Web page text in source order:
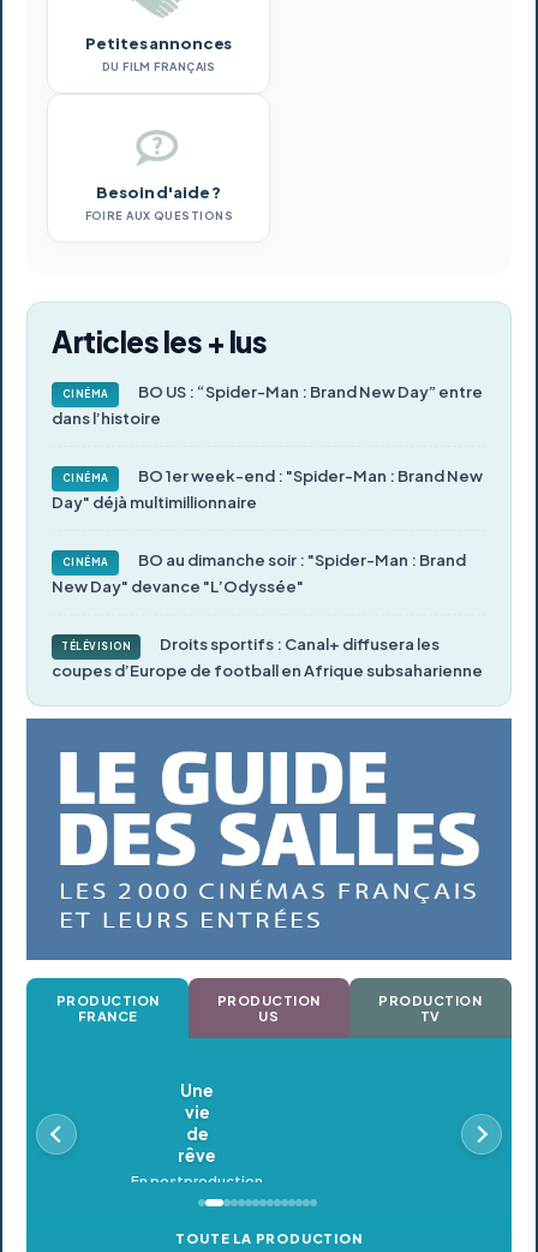
Petites annonces
DU FILM FRANÇAIS
Besoin d'aide ?
FOIRE AUX QUESTIONS
Articles les + lus
CINÉMA
BO US : “Spider-Man : Brand New Day” entre
dans l’histoire
CINÉMA
BO 1er week-end : "Spider-Man : Brand New
Day" déjà multimillionnaire
CINÉMA
BO au dimanche soir : "Spider-Man : Brand
New Day" devance "L’Odyssée"
TÉLÉVISION
Droits sportifs : Canal+ diffusera les
coupes d’Europe de football en Afrique subsaharienne
PRODUCTION
FRANCE
PRODUCTION
US
PRODUCTION
TV
Oldeupe
En postproduction
TOUTE LA PRODUCTION